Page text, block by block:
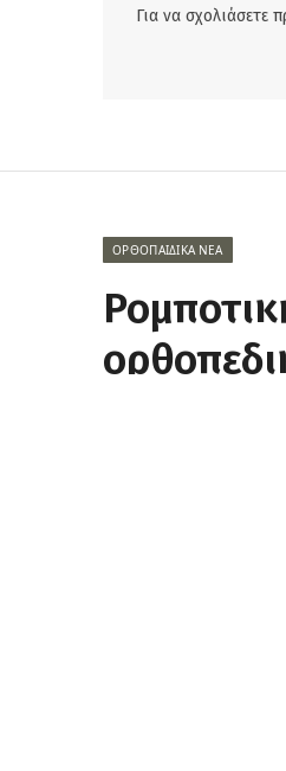
Για να σχολιάσετε
ΟΡΘΟΠΑΙΔΙΚΆ ΝΈΑ